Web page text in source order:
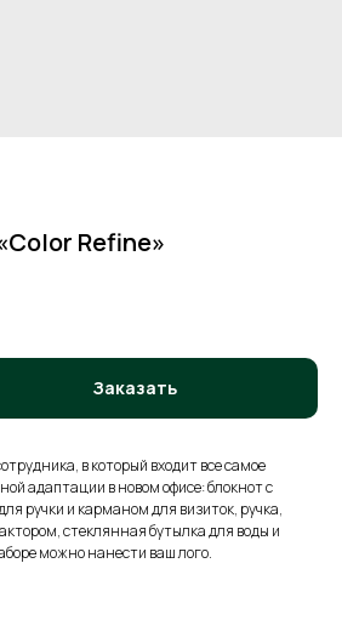
Refine»
Заказать
в который входит все самое
адаптации в новом офисе: блокнот с
ручки и карманом для визиток, ручка,
стеклянная бутылка для воды и
можно нанести ваш лого.